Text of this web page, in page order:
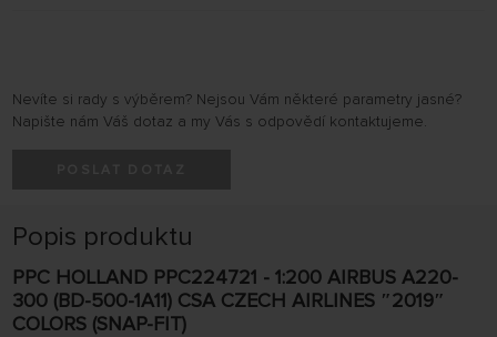
Nevíte si rady s výběrem? Nejsou Vám některé parametry jasné?
Napište nám Váš dotaz a my Vás s odpovědí kontaktujeme.
Popis produktu
PPC HOLLAND PPC224721 - 1:200 AIRBUS A220-
300 (BD-500-1A11) CSA CZECH AIRLINES ″2019″
COLORS (SNAP-FIT)